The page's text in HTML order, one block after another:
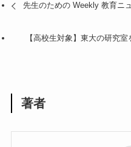
先生のための Weekly 教育ニ
【高校生対象】東大の研究
著者